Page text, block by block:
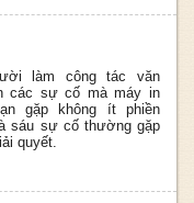
làm công tác văn
các sự cố mà máy in
gặp không ít phiền
sáu sự cố thường gặp
quyết.